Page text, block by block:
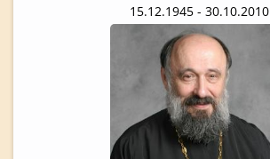
15.12.1945 - 30.10.2010